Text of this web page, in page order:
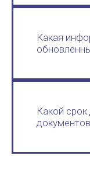
Какая
Какой